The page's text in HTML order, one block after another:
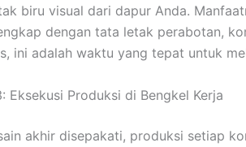
biru visual dari dapur Anda.
dengan tata letak perabotan,
ini adalah waktu yang tepat untuk
Eksekusi Produksi di Bengkel Kerja
akhir disepakati, produksi setiap